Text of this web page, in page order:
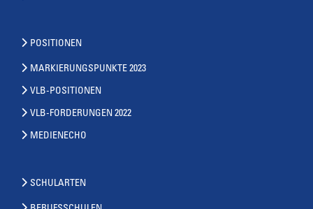
POSITIONEN
MARKIERUNGSPUNKTE 2023
VLB-POSITIONEN
VLB-FORDERUNGEN 2022
MEDIENECHO
SCHULARTEN